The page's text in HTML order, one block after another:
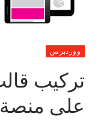
ووردبرس
تركيب
على